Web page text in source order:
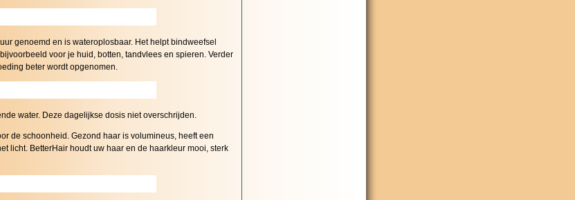
genoemd en is wateroplosbaar. Het helpt bindweefsel
voor je huid, botten, tandvlees en spieren. Verder
beter wordt opgenomen.
water. Deze dagelijkse dosis niet overschrijden.
de schoonheid. Gezond haar is volumineus, heeft een
licht. BetterHair houdt uw haar en de haarkleur mooi, sterk